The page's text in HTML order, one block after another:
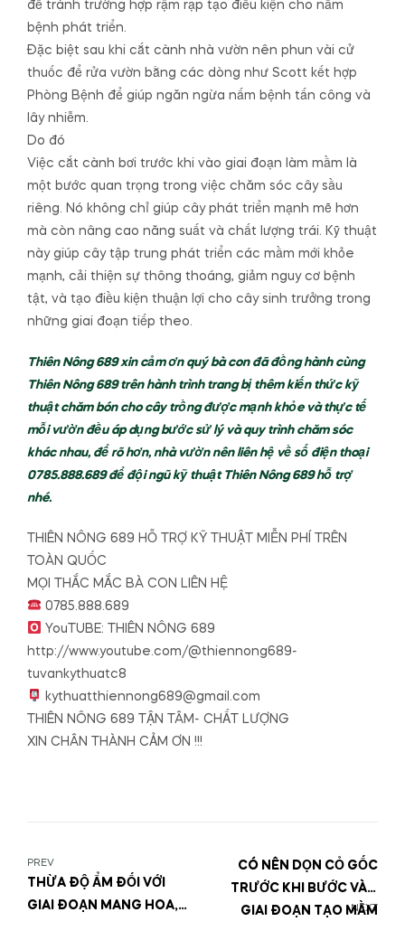
để tránh trường hợp rậm rạp tạo điều kiện cho nấm
bệnh phát triển.
Đặc biệt sau khi cắt cành nhà vườn nên phun vài cử
thuốc để rửa vườn bằng các dòng như Scott kết hợp
Phòng Bệnh để giúp ngăn ngừa nấm bệnh tấn công và
lây nhiễm.
Do đó
Việc cắt cành bơi trước khi vào giai đoạn làm mầm là
một bước quan trọng trong việc chăm sóc cây sầu
riêng. Nó không chỉ giúp cây phát triển mạnh mẽ hơn
mà còn nâng cao năng suất và chất lượng trái. Kỹ thuật
này giúp cây tập trung phát triển các mầm mới khỏe
mạnh, cải thiện sự thông thoáng, giảm nguy cơ bệnh
tật, và tạo điều kiện thuận lợi cho cây sinh trưởng trong
những giai đoạn tiếp theo.
Thiên Nông 689 xin cảm ơn quý bà con đã đồng hành cùng
Thiên Nông 689 trên hành trình trang bị thêm kiến thức kỹ
thuật chăm bón cho cây trồng được mạnh khỏe và thực tế
mỗi vườn đều áp dụng bước sử lý và quy trình chăm sóc
khác nhau, để rõ hơn, nhà vườn nên liên hệ về số điện thoại
0785.888.689 để đội ngũ kỹ thuật Thiên Nông 689 hỗ trợ
nhé.
THIÊN NÔNG 689 HỖ TRỢ KỸ THUẬT MIỄN PHÍ TRÊN
TOÀN QUỐC
MỌI THẮC MẮC BÀ CON LIÊN HỆ
0785.888.689
YouTUBE: THIÊN NÔNG 689
http://www.youtube.com/@thiennong689-
tuvankythuatc8
kythuatthiennong689@gmail.com
THIÊN NÔNG 689 TẬN TÂM- CHẤT LƯỢNG
XIN CHÂN THÀNH CẢM ƠN !!!
PREV
THỪA ĐỘ ẨM ĐỐI VỚI
GIAI ĐOẠN MANG HOA,
NEXT
CÓ NÊN DỌN CỎ GỐC
TRƯỚC KHI BƯỚC VÀO
GIAI ĐOẠN TẠO MẦM